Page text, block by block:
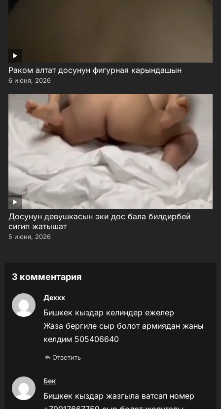
Раком алтат досунун фигурная карындашын
6 июня, 2026
Досунун девушкасын эки дос бала билдирбей
сигип жатышат
5 июня, 2026
3 комментария
Деххх
Бишкек кыздар келиндер ежелер
Жаза бергиле сыр болот армиядан жаны
келдим 505406640
Ответить
Бек
Бишкек кыздар жазгыла ватсап номер